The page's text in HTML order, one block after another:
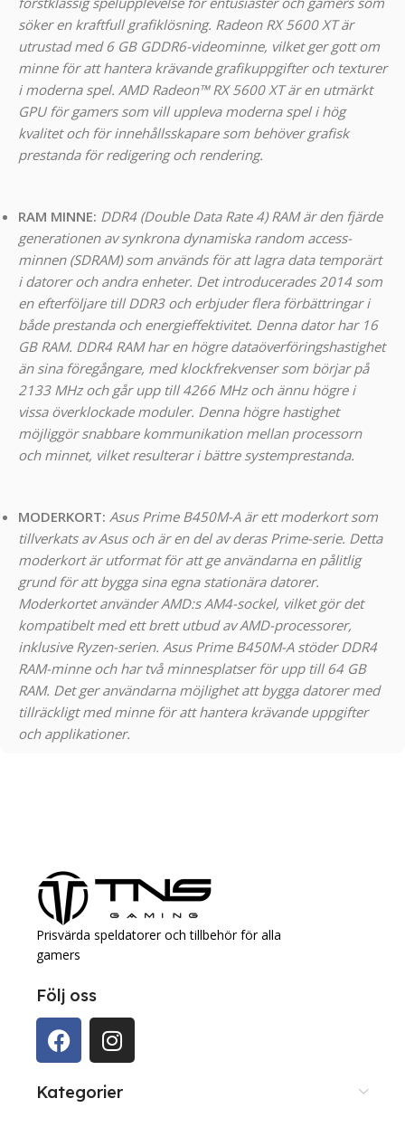
söker en kraftfull grafiklösning. Radeon RX 5600 XT är
utrustad med 6 GB GDDR6-videominne, vilket ger gott om
minne för att hantera krävande grafikuppgifter och texturer
i moderna spel. AMD Radeon™ RX 5600 XT är en utmärkt
GPU för gamers som vill uppleva moderna spel i hög
kvalitet och för innehållsskapare som behöver grafisk
prestanda för redigering och rendering.
RAM MINNE: DDR4 (Double Data Rate 4) RAM är den fjärde
generationen av synkrona dynamiska random access-
minnen (SDRAM) som används för att lagra data temporärt
i datorer och andra enheter. Det introducerades 2014 som
en efterföljare till DDR3 och erbjuder flera förbättringar i
både prestanda och energieffektivitet. Denna dator har 16
GB RAM. DDR4 RAM har en högre dataöverföringshastighet
än sina föregångare, med klockfrekvenser som börjar på
2133 MHz och går upp till 4266 MHz och ännu högre i
vissa överklockade moduler. Denna högre hastighet
möjliggör snabbare kommunikation mellan processorn
och minnet, vilket resulterar i bättre systemprestanda.
MODERKORT: Asus Prime B450M-A är ett moderkort som
tillverkats av Asus och är en del av deras Prime-serie. Detta
moderkort är utformat för att ge användarna en pålitlig
grund för att bygga sina egna stationära datorer.
Moderkortet använder AMD:s AM4-sockel, vilket gör det
kompatibelt med ett brett utbud av AMD-processorer,
inklusive Ryzen-serien. Asus Prime B450M-A stöder DDR4
RAM-minne och har två minnesplatser för upp till 64 GB
RAM. Det ger användarna möjlighet att bygga datorer med
tillräckligt med minne för att hantera krävande uppgifter
och applikationer.
Prisvärda speldatorer och tillbehör för alla
gamers
Följ oss
Kategorier